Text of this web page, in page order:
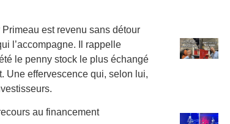
est revenu sans détour
l’accompagne. Il rappelle
le penny stock le plus échangé
Une effervescence qui, selon lui,
au financement